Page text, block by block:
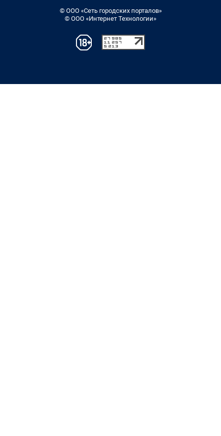
© ООО «Сеть городских порталов»
© ООО «Интернет Технологии»